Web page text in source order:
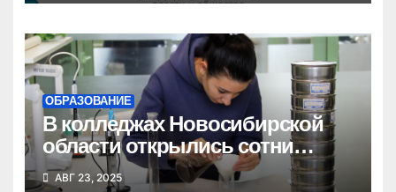
ОБРАЗОВАНИЕ
В колледжах Новосибирской
области открылись сотни
новых бюджетных мест
АВГ 23, 2025